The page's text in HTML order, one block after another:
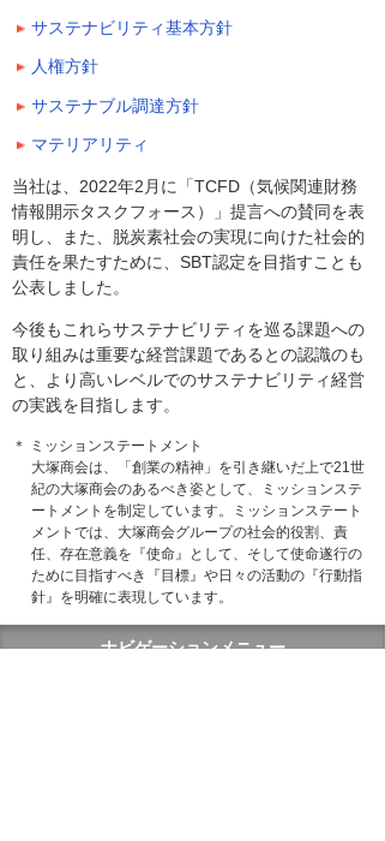
サステナビリティ基本方針
人権方針
サステナブル調達方針
マテリアリティ
当社は、2022年2月に「TCFD（気候関連財務
情報開示タスクフォース）」提言への賛同を表
明し、また、脱炭素社会の実現に向けた社会的
責任を果たすために、SBT認定を目指すことも
公表しました。
今後もこれらサステナビリティを巡る課題への
取り組みは重要な経営課題であるとの認識のも
と、より高いレベルでのサステナビリティ経営
の実践を目指します。
＊ ミッションステートメント
大塚商会は、「創業の精神」を引き継いだ上で21世
紀の大塚商会のあるべき姿として、ミッションステ
ートメントを制定しています。ミッションステート
メントでは、大塚商会グループの社会的役割、責
任、存在意義を『使命』として、そして使命遂行の
ために目指すべき『目標』や日々の活動の『行動指
針』を明確に表現しています。
ナビゲーションメニュー